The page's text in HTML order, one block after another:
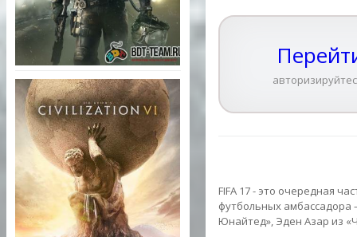
FIFA 17 - это очередная
футбольных
Юнайтед», Эден Азар из